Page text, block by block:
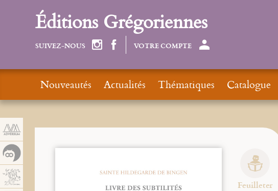
Feuilleter
Éditions Grégoriennes
SUIVEZ-NOUS VOTRE COMPTE
Nouveautés Actualités Thématiques Catalogue
Panneau de gestion des cookies